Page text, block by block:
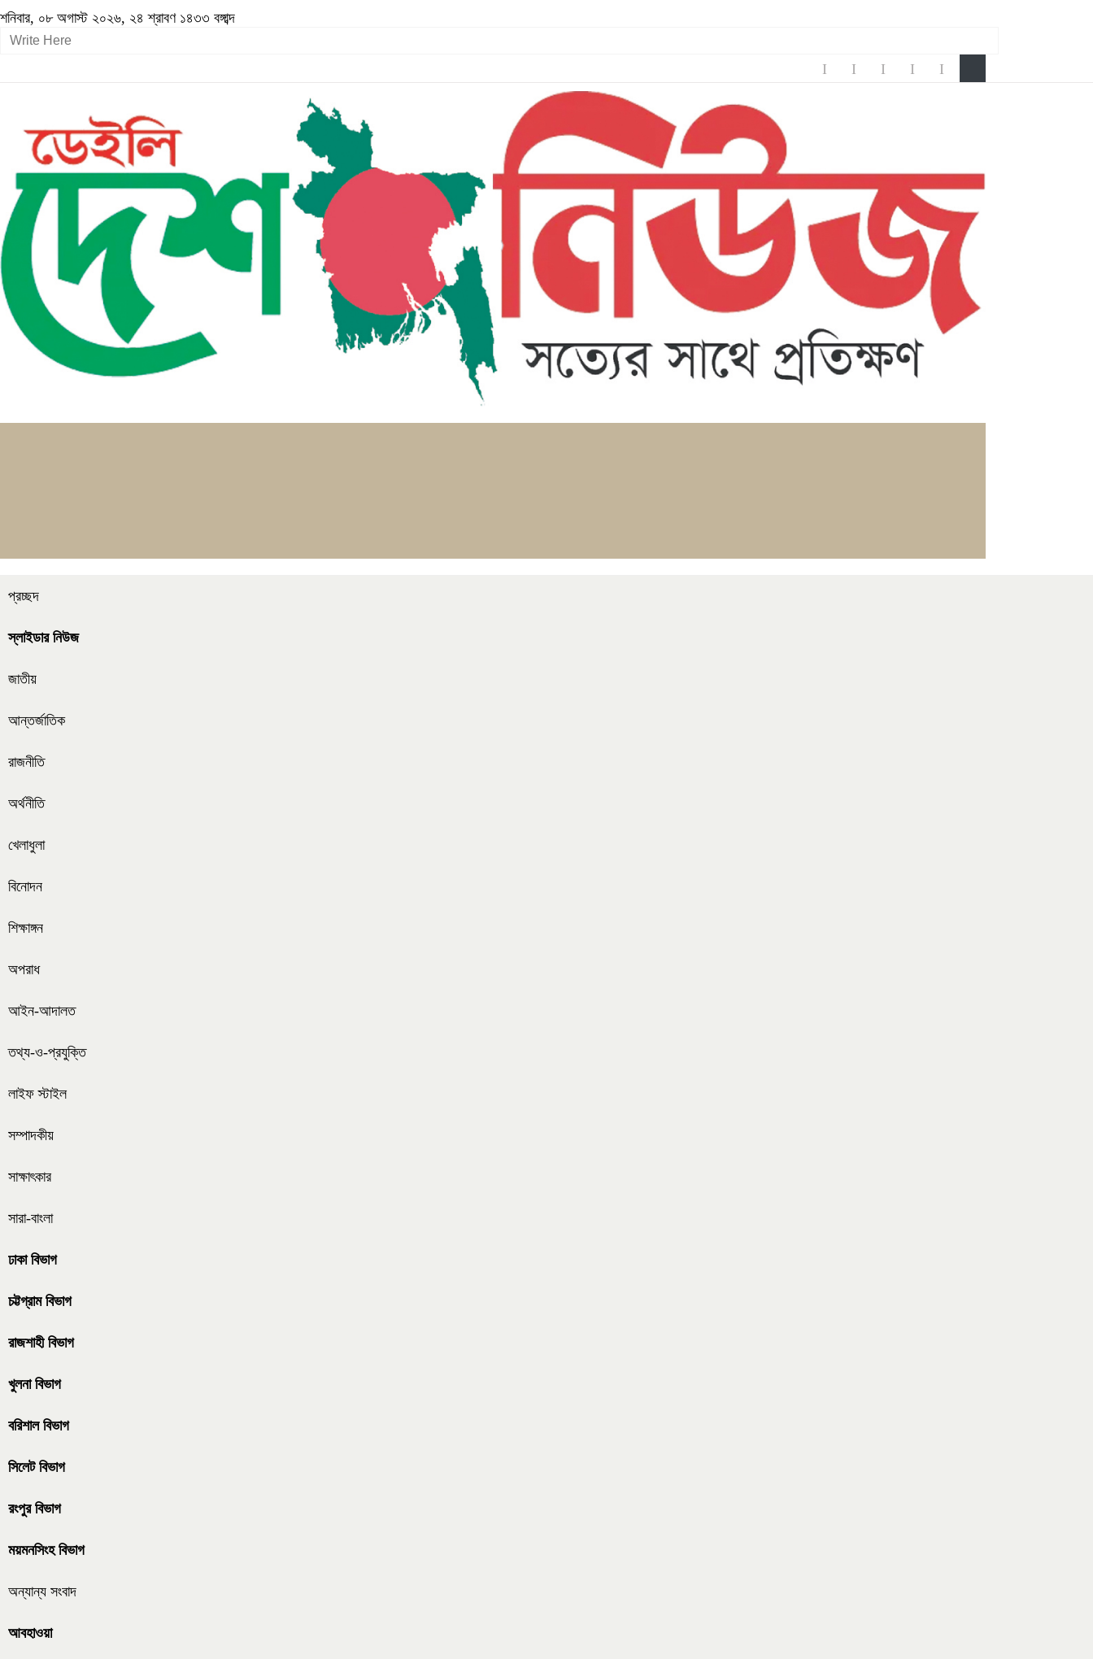
শনিবার, ০৮ অগাস্ট ২০২৬, ২৪ শ্রাবণ ১৪৩৩ বঙ্গাব্দ
প্রচ্ছদ
স্লাইডার নিউজ
জাতীয়
আন্তর্জাতিক
রাজনীতি
অর্থনীতি
খেলাধুলা
বিনোদন
শিক্ষাঙ্গন
অপরাধ
আইন-আদালত
তথ্য-ও-প্রযুক্তি
লাইফ স্টাইল
সম্পাদকীয়
সাক্ষাৎকার
সারা-বাংলা
ঢাকা বিভাগ
চট্টগ্রাম বিভাগ
রাজশাহী বিভাগ
খুলনা বিভাগ
বরিশাল বিভাগ
সিলেট বিভাগ
রংপুর বিভাগ
ময়মনসিংহ বিভাগ
অন্যান্য সংবাদ
আবহাওয়া